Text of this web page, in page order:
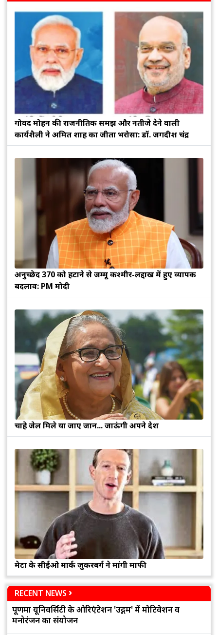
गोविंद मोहन की राजनीतिक समझ और नतीजे देने वाली
कार्यशैली ने अमित शाह का जीता भरोसा: डॉ. जगदीश चंद्र
अनुच्छेद 370 को हटाने से जम्मू कश्मीर-लद्दाख में हुए व्यापक
बदलाव: PM मोदी
चाहे जेल मिले या जाए जान... जाऊंगी अपने देश
मेटा के सीईओ मार्क जुकरबर्ग ने मांगी माफी
RECENT NEWS
पूर्णिमा यूनिवर्सिटी के ओरिएंटेशन 'उद्गम' में मोटिवेशन व
मनोरंजन का संयोजन